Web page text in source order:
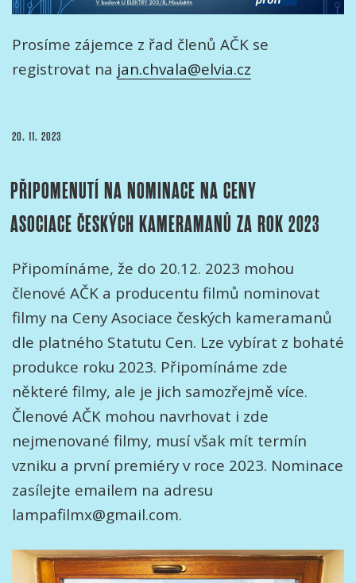
Prosíme zájemce z řad členů AČK se
registrovat na jan.chvala@elvia.cz
PUBLIKOVÁNO
20. 11. 2023
PŘIPOMENUTÍ NA NOMINACE NA CENY
ASOCIACE ČESKÝCH KAMERAMANŮ ZA ROK 2023
Připomínáme, že do 20.12. 2023 mohou
členové AČK a producentu filmů nominovat
filmy na Ceny Asociace českých kameramanů
dle platného Statutu Cen. Lze vybírat z bohaté
produkce roku 2023. Připomínáme zde
některé filmy, ale je jich samozřejmě více.
Členové AČK mohou navrhovat i zde
nejmenované filmy, musí však mít termín
vzniku a první premiéry v roce 2023. Nominace
zasílejte emailem na adresu
lampafilmx@gmail.com.